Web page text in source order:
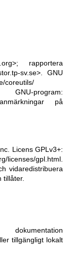
rapportera
sv.se>. GNU
coreutils/
program:
på
Licens GPLv3+:
licenses/gpl.html
vidaredistribuera
tillåter.
tillgängligt lokalt